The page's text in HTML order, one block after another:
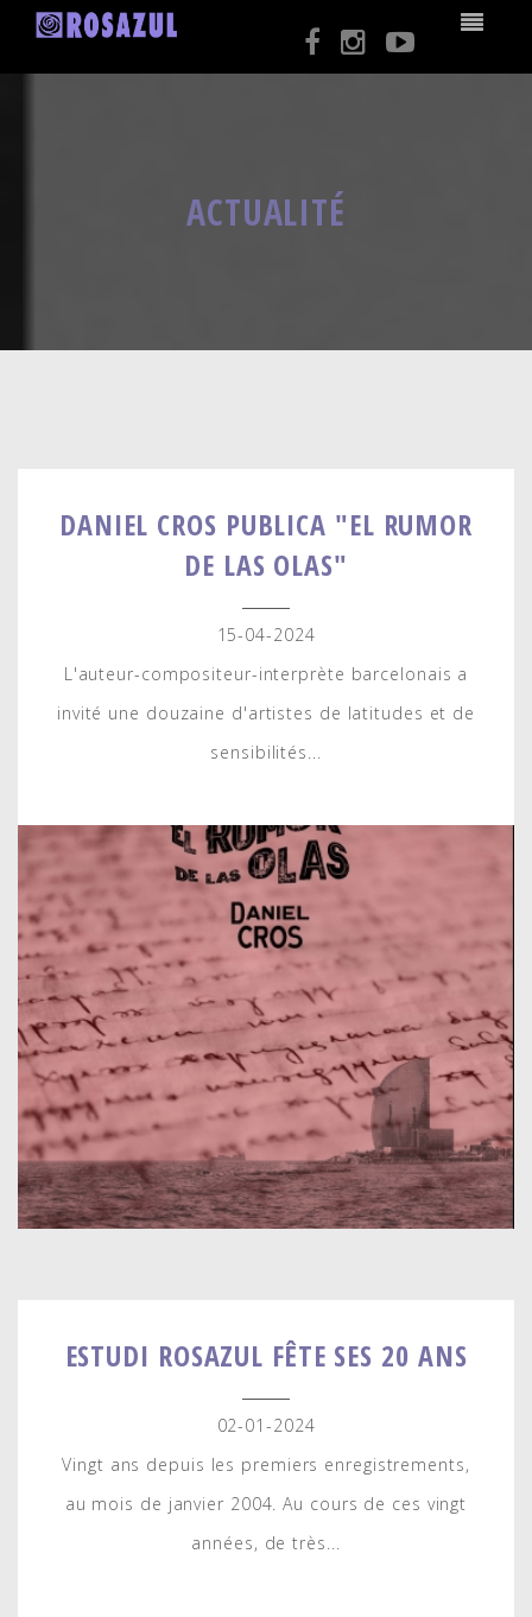
ACTUALITÉ
DANIEL CROS PUBLICA "EL RUMOR
DE LAS OLAS"
15-04-2024
L'auteur-compositeur-interprète barcelonais a
invité une douzaine d'artistes de latitudes et de
sensibilités...
ESTUDI ROSAZUL FÊTE SES 20 ANS
02-01-2024
Vingt ans depuis les premiers enregistrements,
au mois de janvier 2004. Au cours de ces vingt
années, de très...